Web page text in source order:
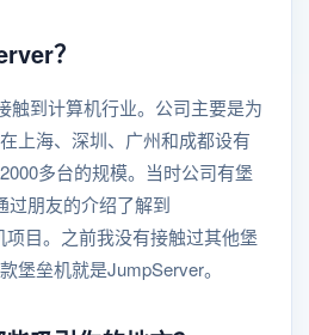
？
触到计算机行业。公司主要是为
上海、深圳、广州和成都设有
多台的规模。当时公司有堡
过朋友的介绍了解到
目。之前我没有接触过其他堡
堡垒机就是JumpServer。